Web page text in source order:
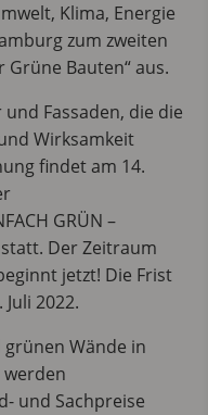
Klima, Energie
zum zweiten
Bauten“ aus.
Fassaden, die die
Wirksamkeit
findet am 14.
GRÜN –
Der Zeitraum
jetzt! Die Frist
2022.
Wände in
und Sachpreise